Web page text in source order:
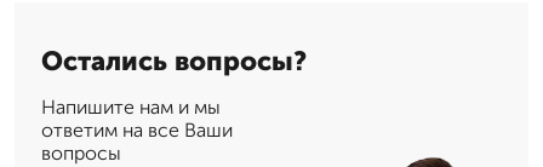
Остались вопросы?
Напишите нам и мы
ответим на все Ваши
вопросы